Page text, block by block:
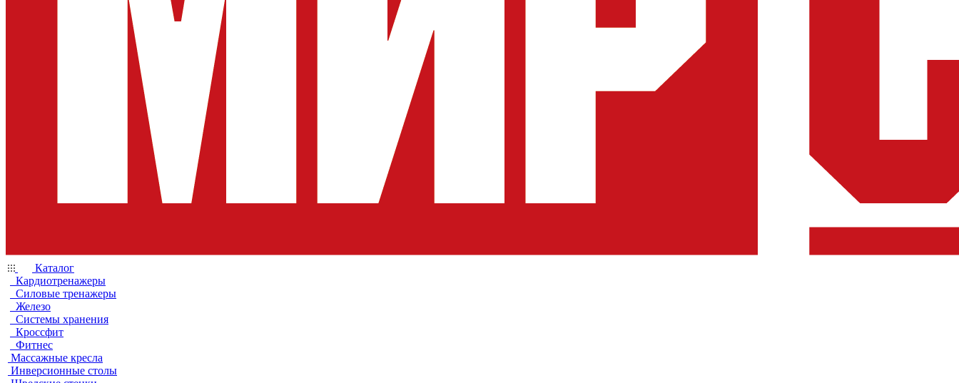
Каталог
Кардиотренажеры
Силовые тренажеры
Железо
Системы хранения
Кроссфит
Фитнес
Массажные кресла
Инверсионные столы